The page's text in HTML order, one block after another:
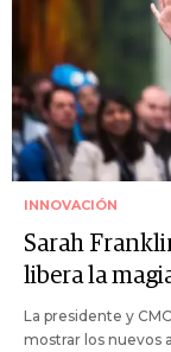
INNOVACIÓN
Sarah
libera la
La presidente y
mostrar los nuevos